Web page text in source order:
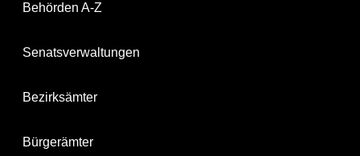
Behörden A-Z
Senatsverwaltungen
Bezirksämter
Bürgerämter